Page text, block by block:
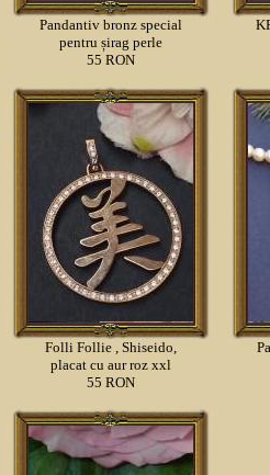
Pandantiv bronz special
pentru șirag perle
55 RON
Folli Follie , Shiseido,
placat cu aur roz xxl
55 RON